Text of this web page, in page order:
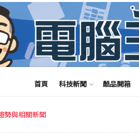
首頁 科技新聞 酷品開箱
勢與相關新聞